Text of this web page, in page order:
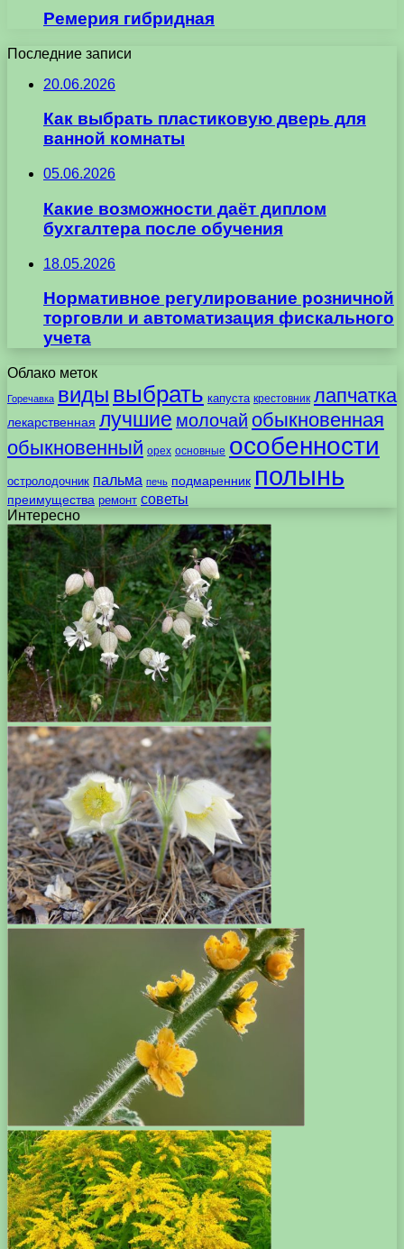
Ремерия гибридная
Последние записи
20.06.2026
Как выбрать пластиковую дверь для
ванной комнаты
05.06.2026
Какие возможности даёт диплом
бухгалтера после обучения
18.05.2026
Нормативное регулирование розничной
торговли и автоматизация фискального
учета
Облако меток
Горечавка виды выбрать капуста крестовник лапчатка
лекарственная лучшие молочай обыкновенная
обыкновенный орех основные особенности
остролодочник пальма печь подмаренник полынь
преимущества ремонт советы
Интересно